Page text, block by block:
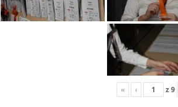
« ‹ z9